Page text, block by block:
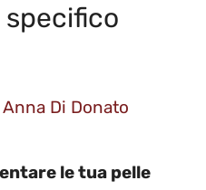
Anna Di Donato
le tua pelle